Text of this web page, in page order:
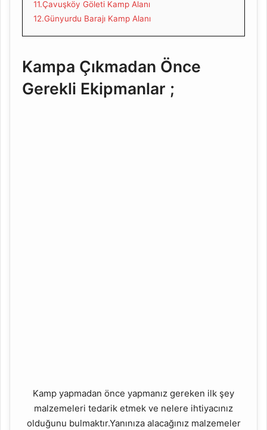
11.Çavuşköy Göleti Kamp Alanı
12.Günyurdu Barajı Kamp Alanı
Kampa Çıkmadan Önce
Gerekli Ekipmanlar ;
Kamp yapmadan önce yapmanız gereken ilk şey
malzemeleri tedarik etmek ve nelere ihtiyacınız
olduğunu bulmaktır.Yanınıza alacağınız malzemeler